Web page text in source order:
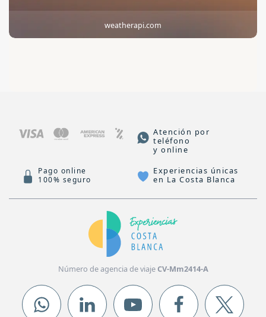
weatherapi.com
Atención por
teléfono
y online
Pago online
100% seguro
Experiencias únicas
en La Costa Blanca
Número de agencia de viajeCV-Mm2414-A